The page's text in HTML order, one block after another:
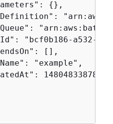
{},
"bcf0b186-a532-
[],
"example",
1480483387803